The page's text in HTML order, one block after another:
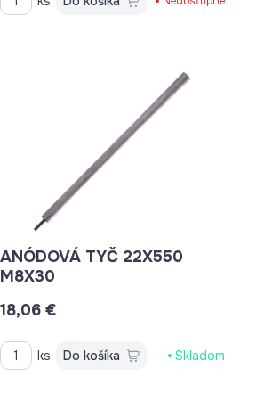
ANÓDOVÁ TYČ 22X550
M8X30
18,06 €
ks Do košíka Skladom